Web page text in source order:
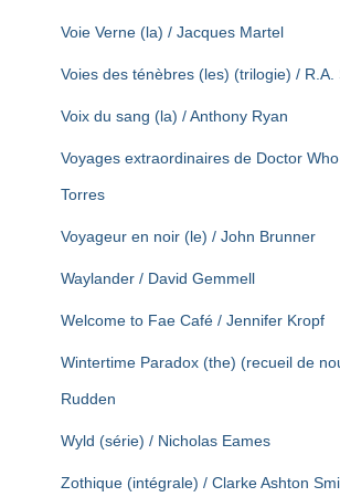
Voie Verne (la) / Jacques Martel
Voies des ténèbres (les) (trilogie) / R.A.
Voix du sang (la) / Anthony Ryan
Voyages extraordinaires de Doctor
Torres
Voyageur en noir (le) / John Brunner
Waylander / David Gemmell
Welcome to Fae Café / Jennifer Kropf
Wintertime Paradox (the) (recueil de
Rudden
Wyld (série) / Nicholas Eames
Zothique (intégrale) / Clarke Ashton